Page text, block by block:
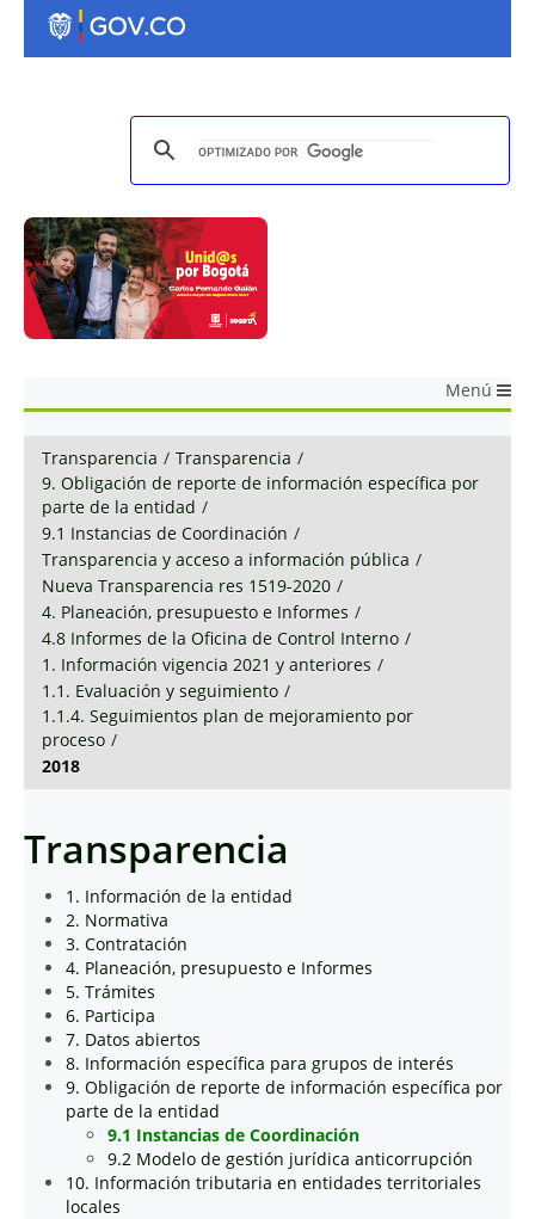
Menú
Transparencia / Transparencia /
9. Obligación de reporte de información específica por
parte de la entidad /
9.1 Instancias de Coordinación /
Transparencia y acceso a información pública /
Nueva Transparencia res 1519-2020 /
4. Planeación, presupuesto e Informes /
4.8 Informes de la Oficina de Control Interno /
1. Información vigencia 2021 y anteriores /
1.1. Evaluación y seguimiento /
1.1.4. Seguimientos plan de mejoramiento por
proceso /
2018
Transparencia
1. Información de la entidad
2. Normativa
3. Contratación
4. Planeación, presupuesto e Informes
5. Trámites
6. Participa
7. Datos abiertos
8. Información específica para grupos de interés
9. Obligación de reporte de información específica por
parte de la entidad
9.1 Instancias de Coordinación
9.2 Modelo de gestión jurídica anticorrupción
10. Información tributaria en entidades territoriales
locales